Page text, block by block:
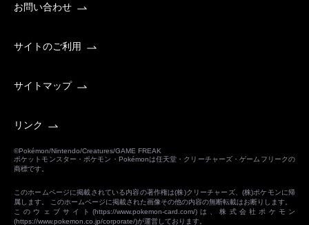
お問い合わせ
サイトのご利用
サイトマップ
リンク
©Pokémon/Nintendo/Creatures/GAME FREAK
ポケットモンスター・ポケモン・Pokémonは任天堂・クリーチャーズ・ゲームフリークの
商標です。
このホームページに掲載されている内容の著作権は(株)クリーチャーズ、(株)ポケモンに帰
属します。 このホームページに掲載された画像その他の内容の無断転載はお断りします。
このウェブサイト(https://www.pokemon-card.com/)は、株式会社ポケモン
(https://www.pokemon.co.jp/corporate/)が運営しております。